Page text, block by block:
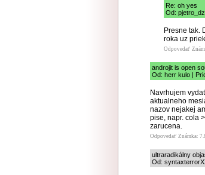
Re: oh yes
Od:
Presne tak.
roka uz
Odpovedať
androjit is open
Od: herr kulo |
Navrhujem
aktualneho
nazov nejakej
pise, napr. cola
zarucena.
Odpovedať Známka:
ultraradikálny
Od: